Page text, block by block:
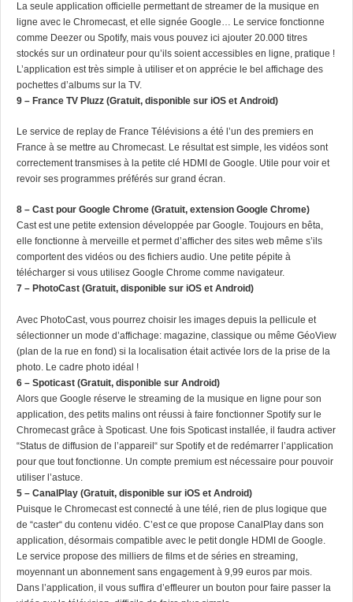
La seule application officielle permettant de streamer de la musique en
ligne avec le Chromecast, et elle signée Google… Le service fonctionne
comme Deezer ou Spotify, mais vous pouvez ici ajouter 20.000 titres
stockés sur un ordinateur pour qu’ils soient accessibles en ligne, pratique !
L’application est très simple à utiliser et on apprécie le bel affichage des
pochettes d’albums sur la TV.
9 – France TV Pluzz (Gratuit, disponible sur iOS et Android)
Le service de replay de France Télévisions a été l’un des premiers en
France à se mettre au Chromecast. Le résultat est simple, les vidéos sont
correctement transmises à la petite clé HDMI de Google. Utile pour voir et
revoir ses programmes préférés sur grand écran.
8 – Cast pour Google Chrome (Gratuit, extension Google Chrome)
Cast est une petite extension développée par Google. Toujours en bêta,
elle fonctionne à merveille et permet d’afficher des sites web même s’ils
comportent des vidéos ou des fichiers audio. Une petite pépite à
télécharger si vous utilisez Google Chrome comme navigateur.
7 – PhotoCast (Gratuit, disponible sur iOS et Android)
Avec PhotoCast, vous pourrez choisir les images depuis la pellicule et
sélectionner un mode d’affichage: magazine, classique ou même GéoView
(plan de la rue en fond) si la localisation était activée lors de la prise de la
photo. Le cadre photo idéal !
6 – Spoticast (Gratuit, disponible sur Android)
Alors que Google réserve le streaming de la musique en ligne pour son
application, des petits malins ont réussi à faire fonctionner Spotify sur le
Chromecast grâce à Spoticast. Une fois Spoticast installée, il faudra activer
“Status de diffusion de l’appareil“ sur Spotify et de redémarrer l’application
pour que tout fonctionne. Un compte premium est nécessaire pour pouvoir
utiliser l’astuce.
5 – CanalPlay (Gratuit, disponible sur iOS et Android)
Puisque le Chromecast est connecté à une télé, rien de plus logique que
de “caster“ du contenu vidéo. C’est ce que propose CanalPlay dans son
application, désormais compatible avec le petit dongle HDMI de Google.
Le service propose des milliers de films et de séries en streaming,
moyennant un abonnement sans engagement à 9,99 euros par mois.
Dans l’application, il vous suffira d’effleurer un bouton pour faire passer la